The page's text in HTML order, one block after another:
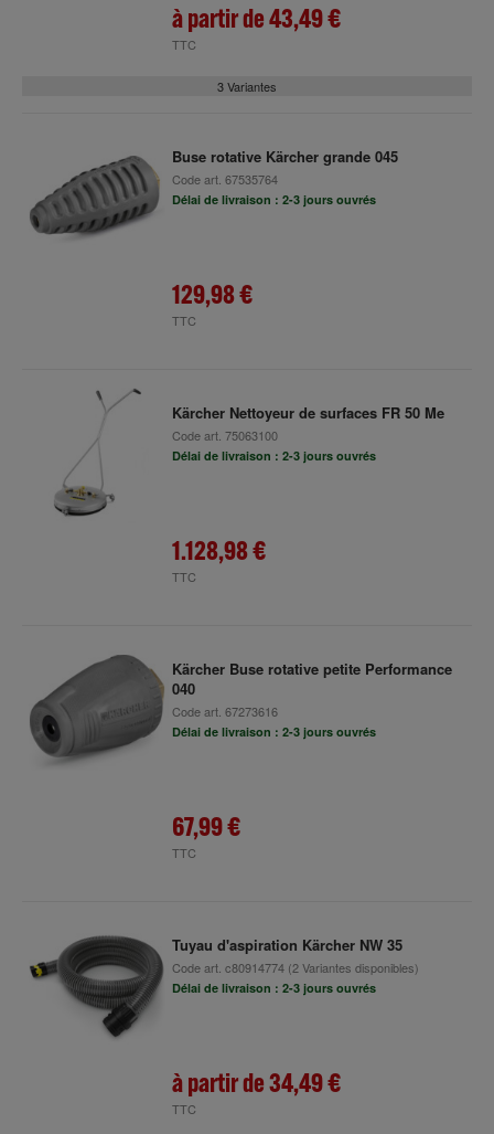
à partir de43,49 €
TTC
3 Variantes
Buse rotative Kärcher grande 045
Code art. 67535764
Délai de livraison : 2-3 jours ouvrés
129,98 €
TTC
Kärcher Nettoyeur de surfaces FR 50 Me
Code art. 75063100
Délai de livraison : 2-3 jours ouvrés
1.128,98 €
TTC
Kärcher Buse rotative petite Performance
040
Code art. 67273616
Délai de livraison : 2-3 jours ouvrés
67,99 €
TTC
Tuyau d'aspiration Kärcher NW 35
Code art. c80914774(2 Variantes disponibles)
Délai de livraison : 2-3 jours ouvrés
à partir de34,49 €
TTC